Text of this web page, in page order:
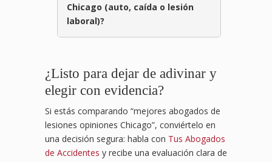
Chicago (auto, caída o lesión
laboral)?
¿Listo para dejar de adivinar y
elegir con evidencia?
Si estás comparando “mejores abogados de
lesiones opiniones Chicago”, conviértelo en
una decisión segura: habla con Tus Abogados
de Accidentes y recibe una evaluación clara de